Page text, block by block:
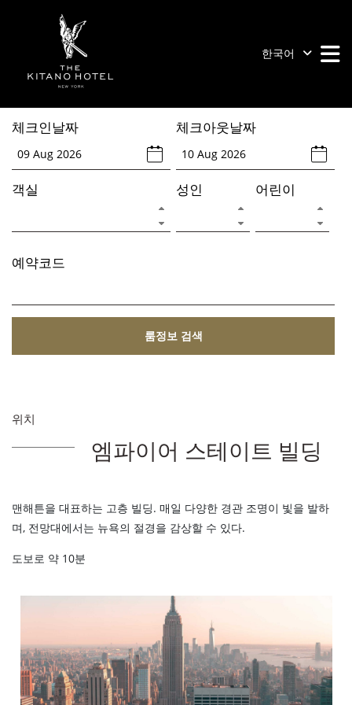
The
Prince
Kitano
York
한국어
체크인날짜 체크아웃날짜
객실 성인 어린이
예약코드
룸정보 검색
위치
엠파이어 스테이트 빌딩
맨해튼을 대표하는 고층 빌딩. 매일 다양한 경관 조명이 빛을 발하
며, 전망대에서는 뉴욕의 절경을 감상할 수 있다.
도보로 약 10분